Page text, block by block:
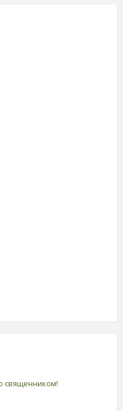
священником!